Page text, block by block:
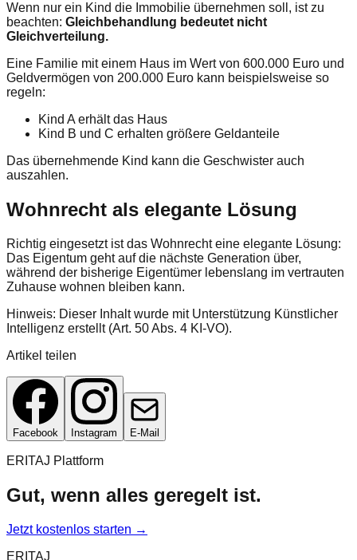
Wenn nur ein Kind die Immobilie übernehmen soll, ist zu
beachten: Gleichbehandlung bedeutet nicht
Gleichverteilung.
Eine Familie mit einem Haus im Wert von 600.000 Euro und
Geldvermögen von 200.000 Euro kann beispielsweise so
regeln:
Kind A erhält das Haus
Kind B und C erhalten größere Geldanteile
Das übernehmende Kind kann die Geschwister auch
auszahlen.
Wohnrecht als elegante Lösung
Richtig eingesetzt ist das Wohnrecht eine elegante Lösung:
Das Eigentum geht auf die nächste Generation über,
während der bisherige Eigentümer lebenslang im vertrauten
Zuhause wohnen bleiben kann.
Hinweis: Dieser Inhalt wurde mit Unterstützung Künstlicher
Intelligenz erstellt (Art. 50 Abs. 4 KI-VO).
Artikel teilen
Facebook Instagram E-Mail
ERITAJ Plattform
Gut, wenn alles geregelt ist.
Jetzt kostenlos starten →
ERITAJ